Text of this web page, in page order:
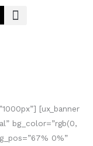
[ux_banner
bg_color=”rgb(0,
0%”